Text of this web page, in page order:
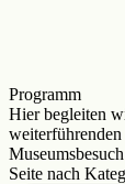
Programm
Hier begleiten
Seite nach